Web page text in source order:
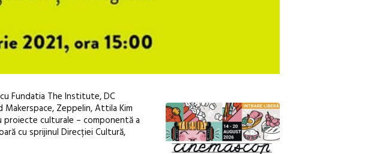
Fundatia The Institute, DC
Makerspace, Zeppelin, Attila Kim
proiecte culturale – componentă a
cu sprijinul Direcției Cultură,